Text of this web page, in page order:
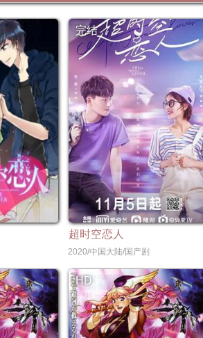
完结
超时空恋人
2020/中国大陆/国产剧
HD